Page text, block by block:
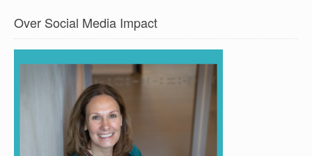
Over Social Media Impact